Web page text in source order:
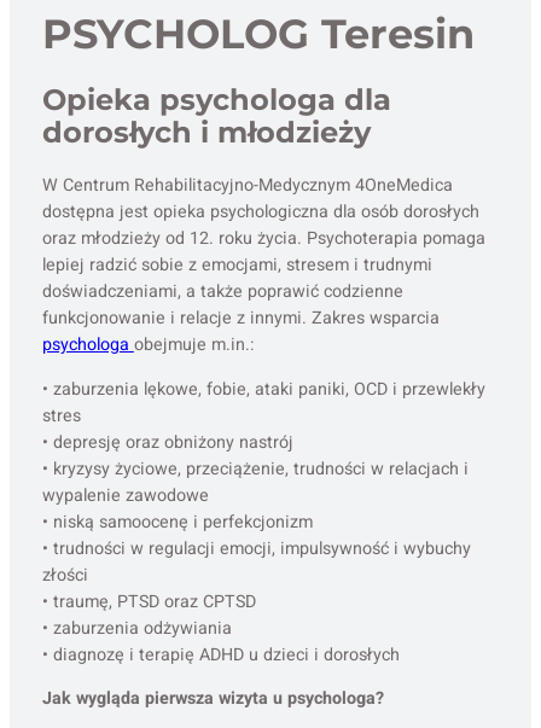
PSYCHOLOG Teresin
Opieka psychologa dla
dorosłych i młodzieży
W Centrum Rehabilitacyjno-Medycznym 4OneMedica
dostępna jest opieka psychologiczna dla osób dorosłych
oraz młodzieży od 12. roku życia. Psychoterapia pomaga
lepiej radzić sobie z emocjami, stresem i trudnymi
doświadczeniami, a także poprawić codzienne
funkcjonowanie i relacje z innymi. Zakres wsparcia
psychologaobejmuje m.in.:
• zaburzenia lękowe, fobie, ataki paniki, OCD i przewlekły
stres
• depresję oraz obniżony nastrój
• kryzysy życiowe, przeciążenie, trudności w relacjach i
wypalenie zawodowe
• niską samoocenę i perfekcjonizm
• trudności w regulacji emocji, impulsywność i wybuchy
złości
• traumę, PTSD oraz CPTSD
• zaburzenia odżywiania
• diagnozę i terapię ADHD u dzieci i dorosłych
Jak wygląda pierwsza wizyta u psychologa?